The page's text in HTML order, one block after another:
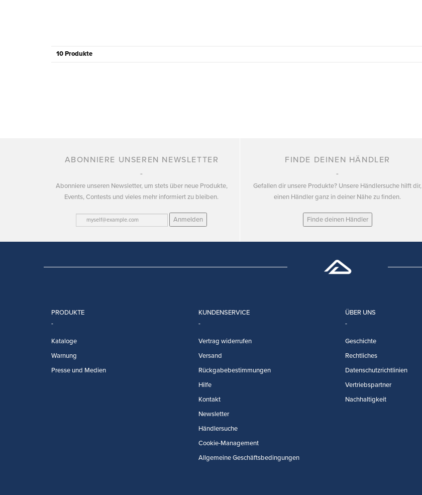
10 Produkte
ABONNIERE UNSEREN NEWSLETTER
Abonniere unseren Newsletter, um stets über neue Produkte,
Events, Contests und vieles mehr informiert zu bleiben.
Anmelden
FINDE DEINEN HÄNDLER
Gefallen dir unsere Produkte? Unsere Händlersuche hilft dir,
einen Händler ganz in deiner Nähe zu finden.
Finde deinen Händler
PRODUKTE
Kataloge
Warnung
Presse und Medien
KUNDENSERVICE
Vertrag widerrufen
Versand
Rückgabebestimmungen
Hilfe
Kontakt
Newsletter
Händlersuche
Cookie-Management
Allgemeine Geschäftsbedingungen
ÜBER UNS
Geschichte
Rechtliches
Datenschutzrichtlinien
Vertriebspartner
Nachhaltigkeit